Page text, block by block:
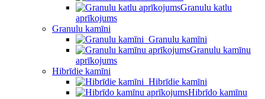
Granulu katlu
aprīkojums
Granulu kamīni
Granulu kamīni
Granulu kamīnu
aprīkojums
Hibrīdie kamīni
Hibrīdie kamīni
Hibrīdo kamīnu